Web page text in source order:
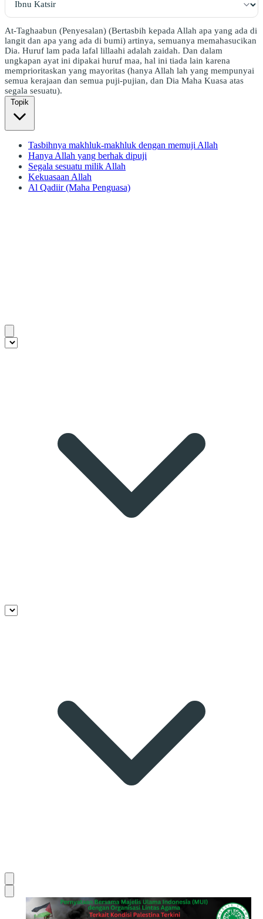
At-Taghaabun (Penyesalan) (Bertasbih kepada Allah apa yang ada di
langit dan apa yang ada di bumi) artinya, semuanya memahasucikan
Dia. Huruf lam pada lafal lillaahi adalah zaidah. Dan dalam
ungkapan ayat ini dipakai huruf maa, hal ini tiada lain karena
memprioritaskan yang mayoritas (hanya Allah lah yang mempunyai
semua kerajaan dan semua puji-pujian, dan Dia Maha Kuasa atas
segala sesuatu).
Topik
Tasbihnya makhluk-makhluk dengan memuji Allah
Hanya Allah yang berhak dipuji
Segala sesuatu milik Allah
Kekuasaan Allah
Al Qadiir (Maha Penguasa)